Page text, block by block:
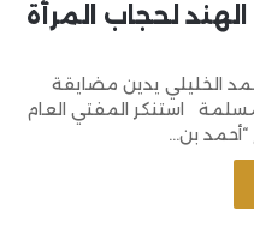
لحجاب المرأة
الخليلي يدين مضايقة
استنكر المفتي العام
بن…